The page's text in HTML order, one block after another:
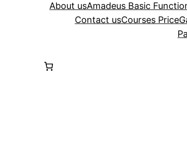
About usAmadeus Basic
Contact usCourses Price